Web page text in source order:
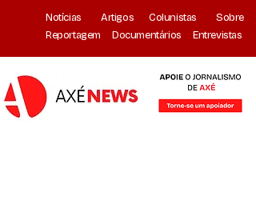
Notícias Artigos Colunistas
Sobre
Reportagem
Documentários Entrevistas